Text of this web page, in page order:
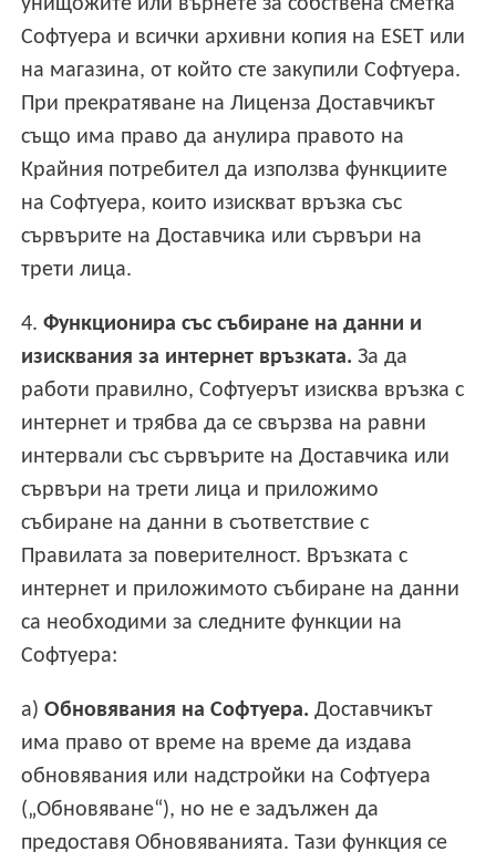
Софтуера и всички архивни копия на ESET или
на магазина, от който сте закупили Софтуера.
При прекратяване на Лиценза Доставчикът
също има право да анулира правото на
Крайния потребител да използва функциите
на Софтуера, които изискват връзка със
сървърите на Доставчика или сървъри на
трети лица.
4.Функционира със събиране на данни и
изисквания за интернет връзката. За да
работи правилно, Софтуерът изисква връзка с
интернет и трябва да се свързва на равни
интервали със сървърите на Доставчика или
сървъри на трети лица и приложимо
събиране на данни в съответствие с
Правилата за поверителност. Връзката с
интернет и приложимото събиране на данни
са необходими за следните функции на
Софтуера:
a)Обновявания на Софтуера. Доставчикът
има право от време на време да издава
обновявания или надстройки на Софтуера
(„Обновяване“), но не е задължен да
предоставя Обновяванията. Тази функция се